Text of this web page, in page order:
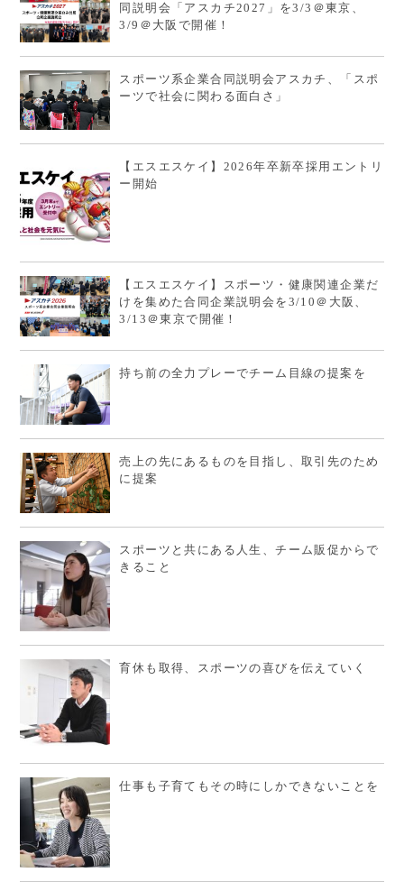
同説明会「アスカチ2027」を3/3＠東京、
3/9＠大阪で開催！
スポーツ系企業合同説明会アスカチ、「スポ
ーツで社会に関わる面白さ」
【エスエスケイ】2026年卒新卒採用エントリ
ー開始
【エスエスケイ】スポーツ・健康関連企業だ
けを集めた合同企業説明会を3/10＠大阪、
3/13＠東京で開催！
持ち前の全力プレーでチーム目線の提案を
売上の先にあるものを目指し、取引先のため
に提案
スポーツと共にある人生、チーム販促からで
きること
育休も取得、スポーツの喜びを伝えていく
仕事も子育てもその時にしかできないことを